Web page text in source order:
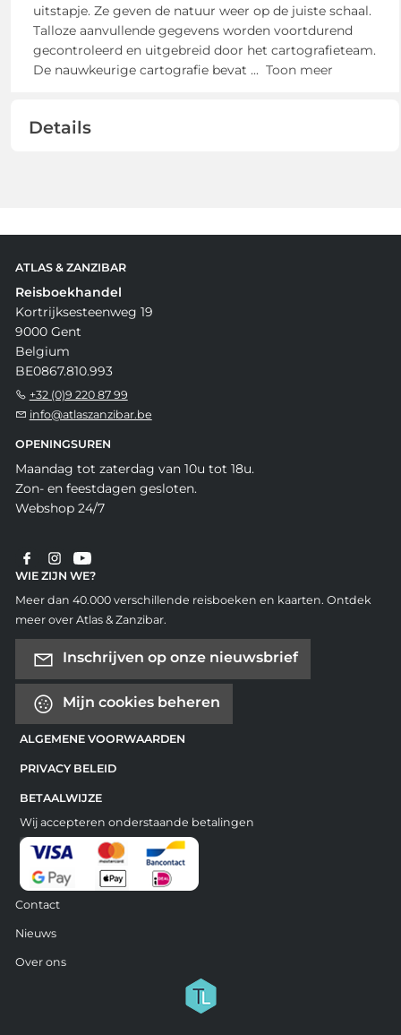
uitstapje. Ze geven de natuur weer op de juiste schaal.
Talloze aanvullende gegevens worden voortdurend
gecontroleerd en uitgebreid door het cartografieteam.
De nauwkeurige cartografie bevat ... Toon meer
Details
ATLAS & ZANZIBAR
Reisboekhandel
Kortrijksesteenweg 19
9000 Gent
Belgium
BE0867.810.993
+32 (0)9 220 87 99
info@atlaszanzibar.be
OPENINGSUREN
Maandag tot zaterdag van 10u tot 18u.
Zon- en feestdagen gesloten.
Webshop 24/7
WIE ZIJN WE?
Meer dan 40.000 verschillende reisboeken en kaarten. Ontdek
meer over Atlas & Zanzibar.
Inschrijven op onze nieuwsbrief
Mijn cookies beheren
ALGEMENE VOORWAARDEN
PRIVACY BELEID
BETAALWIJZE
Wij accepteren onderstaande betalingen
Contact
Nieuws
Over ons